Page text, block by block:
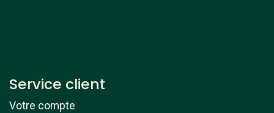
Service client
Votre compte